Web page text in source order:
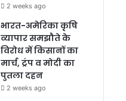
2 weeks ago
भारत-अमेरिका कृषि
व्यापार समझौते के
विरोध में किसानों का
मार्च, ट्रंप व मोदी का
पुतला दहन
2 weeks ago